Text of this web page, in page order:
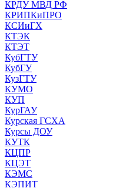
КРДУ МВД РФ
КРИПКиПРО
КСИиГХ
КТЭК
КТЭТ
КубГТУ
КубГУ
КузГТУ
КУМО
КУП
КурГАУ
Курская ГСХА
Курсы ДОУ
КУТК
КЦПР
КЦЭТ
КЭМС
КЭПИТ